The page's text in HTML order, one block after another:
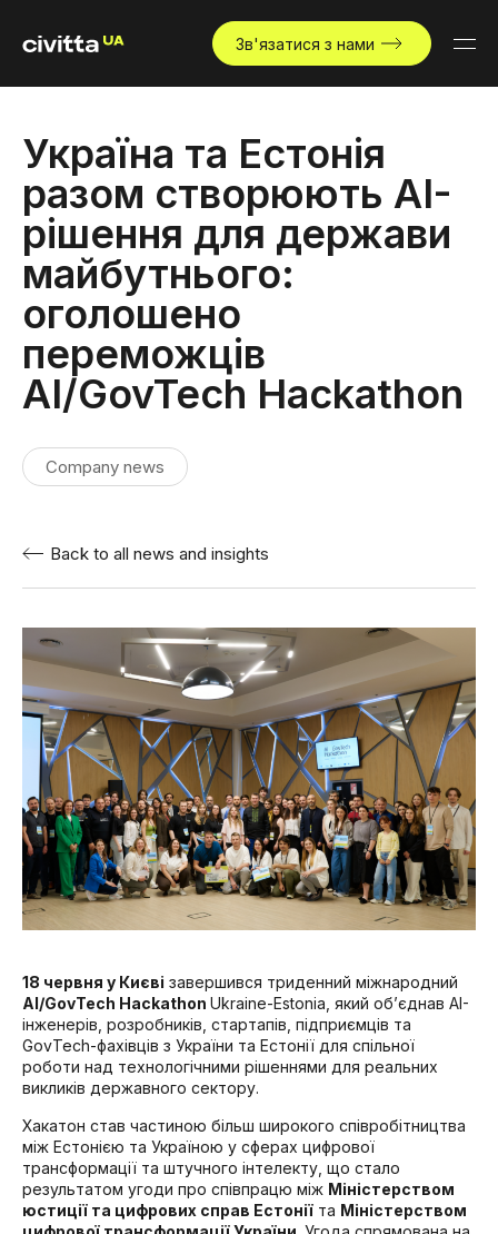
Зв'язатися з нами
Україна та Естонія
разом створюють AI-
рішення для держави
майбутнього:
оголошено
переможців
AI/GovTech Hackathon
Company news
Back to all news and insights
18 червня у Києві завершився триденний міжнародний
AI/GovTech Hackathon Ukraine-Estonia, який об’єднав AI-
інженерів, розробників, стартапів, підприємців та
GovTech-фахівців з України та Естонії для спільної
роботи над технологічними рішеннями для реальних
викликів державного сектору.
Хакатон став частиною більш широкого співробітництва
між Естонією та Україною у сферах цифрової
трансформації та штучного інтелекту, що стало
результатом угоди про співпрацю між Міністерством
юстиції та цифрових справ Естонії та Міністерством